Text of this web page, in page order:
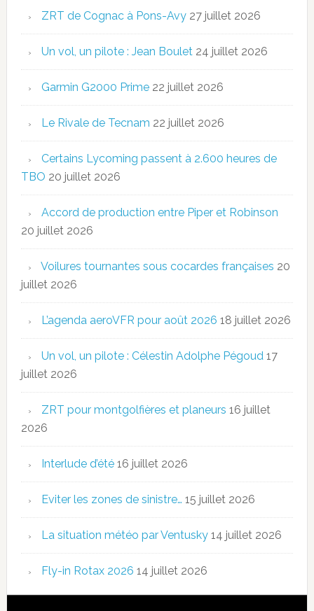
ZRT de Cognac à Pons-Avy 27 juillet 2026
Un vol, un pilote : Jean Boulet 24 juillet 2026
Garmin G2000 Prime 22 juillet 2026
Le Rivale de Tecnam 22 juillet 2026
Certains Lycoming passent à 2.600 heures de
TBO 20 juillet 2026
Accord de production entre Piper et Robinson
20 juillet 2026
Voilures tournantes sous cocardes françaises 20
juillet 2026
L’agenda aeroVFR pour août 2026 18 juillet 2026
Un vol, un pilote : Célestin Adolphe Pégoud 17
juillet 2026
ZRT pour montgolfières et planeurs 16 juillet
2026
Interlude d’été 16 juillet 2026
Eviter les zones de sinistre… 15 juillet 2026
La situation météo par Ventusky 14 juillet 2026
Fly-in Rotax 2026 14 juillet 2026